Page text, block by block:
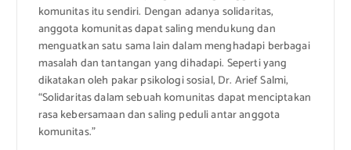
komunitas itu sendiri. Dengan adanya solidaritas,
anggota komunitas dapat saling mendukung dan
menguatkan satu sama lain dalam menghadapi berbagai
masalah dan tantangan yang dihadapi. Seperti yang
dikatakan oleh pakar psikologi sosial, Dr. Arief Salmi,
“Solidaritas dalam sebuah komunitas dapat menciptakan
rasa kebersamaan dan saling peduli antar anggota
komunitas.”